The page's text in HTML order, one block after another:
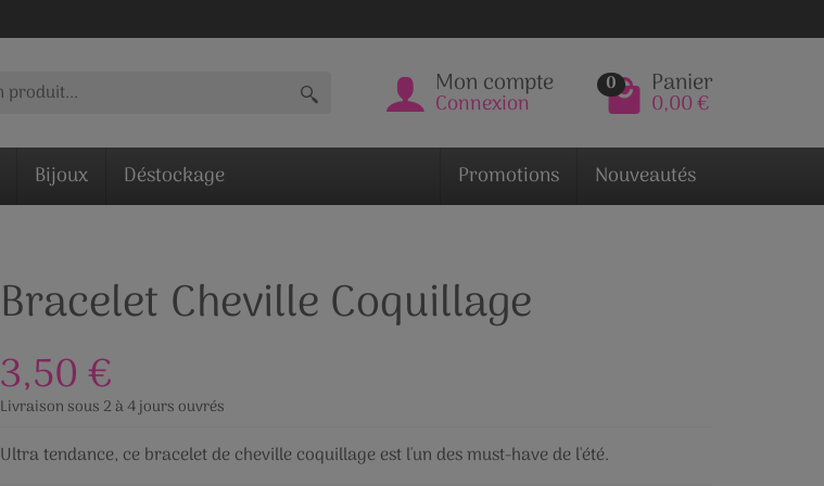
Mon compte
Connexion
0 Panier
0,00 €
Bijoux Déstockage Promotions Nouveautés
Bracelet Cheville Coquillage
3,50 €
Livraison sous 2 à 4 jours ouvrés
Ultra tendance, ce bracelet de cheville coquillage est l'un des must-have de l'été.